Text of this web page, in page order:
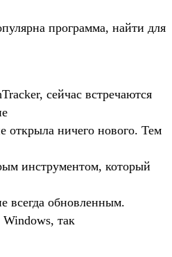
программа, найти для
сейчас встречаются
открыла ничего нового. Тем
инструментом, который
всегда обновленным.
так